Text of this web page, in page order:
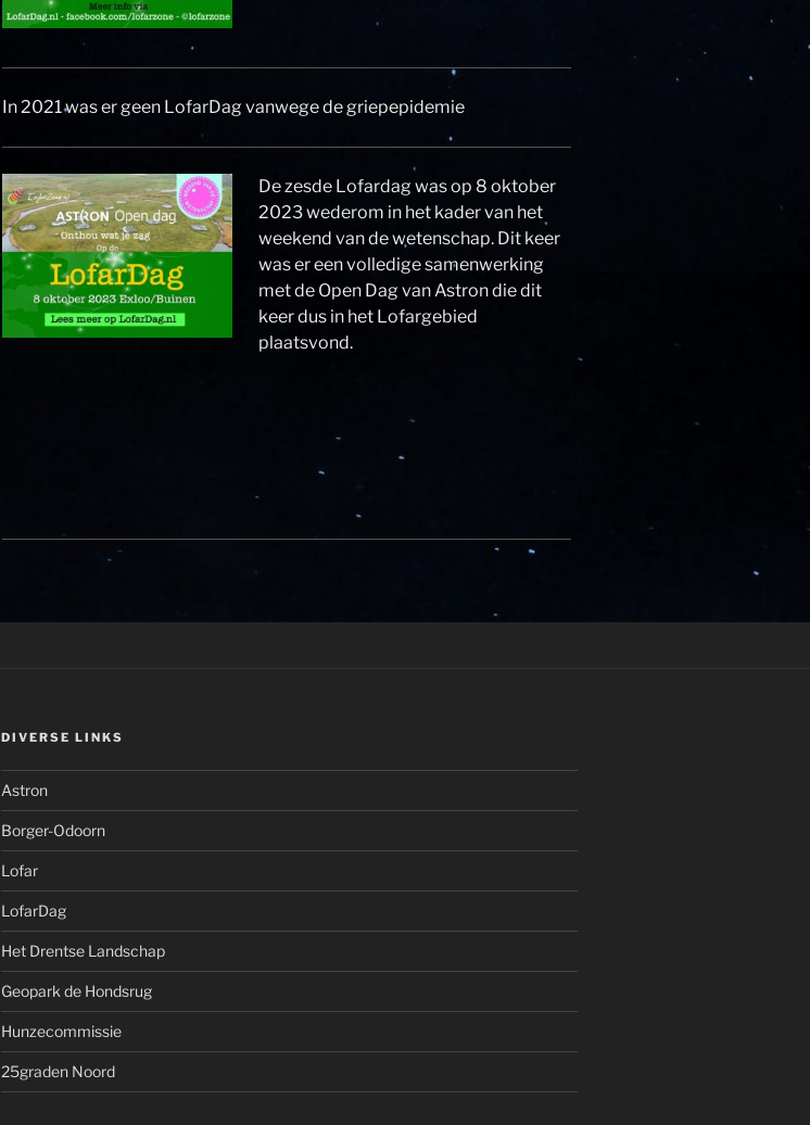
In 2021 was er geen LofarDag vanwege de griepepidemie
De zesde Lofardag was op 8 oktober
2023 wederom in het kader van het
weekend van de wetenschap. Dit keer
was er een volledige samenwerking
met de Open Dag van Astron die dit
keer dus in het Lofargebied
plaatsvond.
DIVERSE LINKS
Astron
Borger-Odoorn
Lofar
LofarDag
Het Drentse Landschap
Geopark de Hondsrug
Hunzecommissie
25graden Noord